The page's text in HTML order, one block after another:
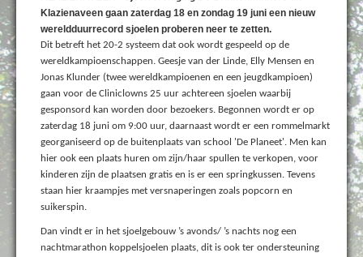
Klazienaveen gaan zaterdag 18 en zondag 19 juni een nieuw
wereldduurrecord sjoelen proberen neer te zetten.
Dit betreft het 20-2 systeem dat ook wordt gespeeld op de
wereldkampioenschappen. Geesje van der Linde, Elly Mensen en
Jonas Klunder (twee wereldkampioenen en een jeugdkampioen)
gaan voor de Cliniclowns 25 uur achtereen sjoelen waarbij
gesponsord kan worden door bezoekers. Begonnen wordt er op
zaterdag 18 juni om 9:00 uur, daarnaast wordt er een rommelmarkt
georganiseerd op de buitenplaats van school 'De Planeet'. Men kan
hier ook een plaats huren om zijn/haar spullen te verkopen, voor
kinderen zijn de plaatsen gratis en is er een springkussen. Tevens
staan hier kraampjes met versnaperingen zoals popcorn en
suikerspin.
Dan vindt er in het sjoelgebouw ’s avonds/ ’s nachts nog een
nachtmarathon koppelsjoelen plaats, dit is ook ter ondersteuning